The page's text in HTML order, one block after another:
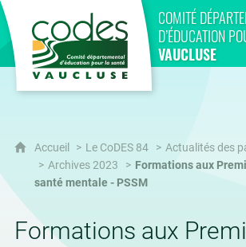
COMITÉ
D’ÉDUCATION
VAUCLUSE
CoDES 84
Accueil Le CoDES 84
Actualités des
Archives 2023
Formations aux
santé mentale - PSSM
Formations aux